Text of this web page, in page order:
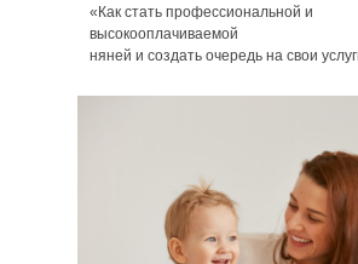
«Как стать профессиональной и
высокооплачиваемой
няней и создать очередь на свои